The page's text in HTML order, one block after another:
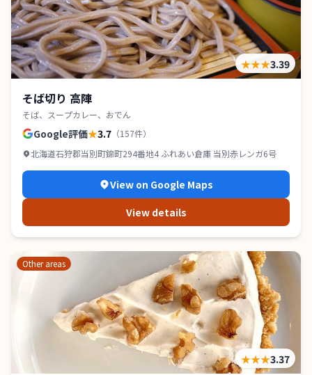
★★★3.39
そば切り 高陣
そば、スープカレー、おでん
Google評価★3.7 （157件）
北海道石狩郡当別町錦町294番地4 ふれあい倉庫 当別赤レンガ6号
View on Google Maps
View details
Other areas
★★★3.37